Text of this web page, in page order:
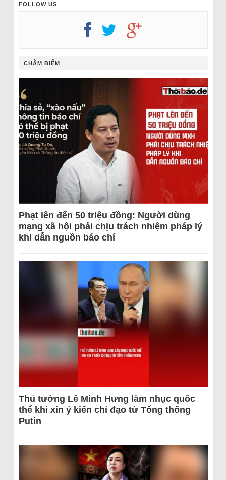
FOLLOW US
CHÂM BIẾM
Phạt lên đến 50 triệu đồng: Người dùng
mạng xã hội phải chịu trách nhiệm pháp lý
khi dẫn nguồn báo chí
Thủ tướng Lê Minh Hưng làm nhục quốc
thể khi xin ý kiến chỉ đạo từ Tổng thống
Putin